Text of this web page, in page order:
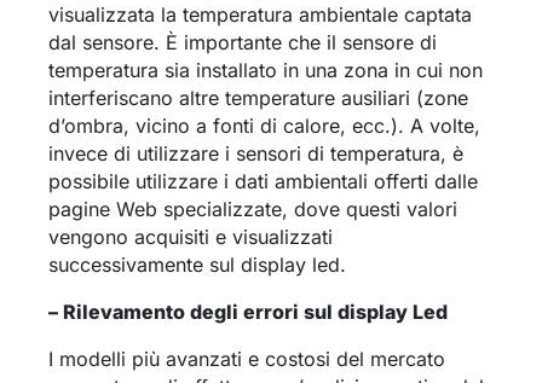
visualizzata la temperatura ambientale captata
dal sensore. È importante che il sensore di
temperatura sia installato in una zona in cui non
interferiscano altre temperature ausiliari (zone
d’ombra, vicino a fonti di calore, ecc.). A volte,
invece di utilizzare i sensori di temperatura, è
possibile utilizzare i dati ambientali offerti dalle
pagine Web specializzate, dove questi valori
vengono acquisiti e visualizzati
successivamente sul display led.
– Rilevamento degli errori sul display Led
I modelli più avanzati e costosi del mercato